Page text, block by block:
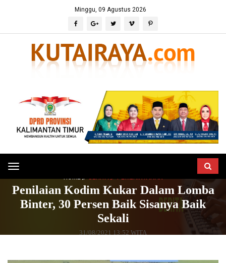
Minggu, 09 Agustus 2026
Toggle
navigation
Penilaian Kodim Kukar Dalam Lomba
Binter, 30 Persen Baik Sisanya Baik
Sekali
31/08/2021 13:52 WITA